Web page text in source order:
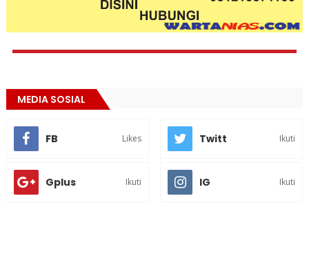
MEDIA SOSIAL
FB Likes Twitt Ikuti
Gplus Ikuti IG Ikuti